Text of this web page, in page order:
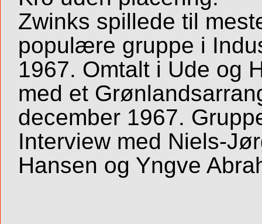
Zwinks spillede til
populære gruppe i
1967. Omtalt i Ude og
med et
december 1967.
Interview med Niels-
Hansen og Yngve